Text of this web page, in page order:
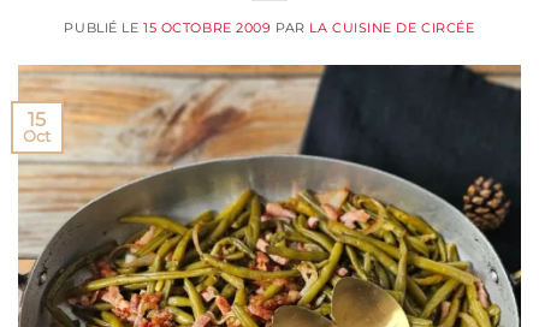
PUBLIÉ LE15 OCTOBRE 2009 PAR LA CUISINE DE CIRCÉE
15
Oct